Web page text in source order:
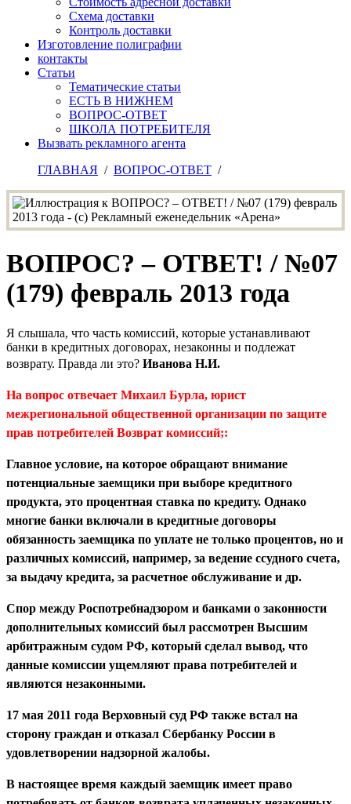
Схема доставки
Контроль доставки
Изготовление полиграфии
контакты
Статьи
Тематические статьи
ЕСТЬ В НИЖНЕМ
ВОПРОС-ОТВЕТ
ШКОЛА ПОТРЕБИТЕЛЯ
Вызвать рекламного агента
ГЛАВНАЯ / ВОПРОС-ОТВЕТ /
ВОПРОС? – ОТВЕТ! / №07
(179) февраль 2013 года
Я слышала, что часть комиссий, которые устанавливают
банки в кредитных договорах, незаконны и подлежат
возврату. Правда ли это? Иванова Н.И.
На вопрос отвечает Михаил Бурла, юрист
межрегиональной общественной организации по защите
прав потребителей Возврат комиссий;:
Главное условие, на которое обращают внимание
потенциальные заемщики при выборе кредитного
продукта, это процентная ставка по кредиту. Однако
многие банки включали в кредитные договоры
обязанность заемщика по уплате не только процентов, но и
различных комиссий, например, за ведение ссудного счета,
за выдачу кредита, за расчетное обслуживание и др.
Спор между Роспотребнадзором и банками о законности
дополнительных комиссий был рассмотрен Высшим
арбитражным судом РФ, который сделал вывод, что
данные комиссии ущемляют права потребителей и
являются незаконными.
17 мая 2011 года Верховный суд РФ также встал на
сторону граждан и отказал Сбербанку России в
удовлетворении надзорной жалобы.
В настоящее время каждый заемщик имеет право